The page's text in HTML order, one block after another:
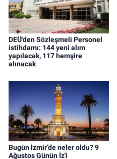
DEÜ'den Sözleşmeli Personel
istihdamı: 144 yeni alım
yapılacak, 117 hemşire
alınacak
Bugün İzmir’de neler oldu? 9
Ağustos Günün İz'i